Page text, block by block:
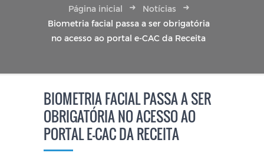
Página inicial
Notícias
Biometria facial passa a ser obrigatória
no acesso ao portal e-CAC da Receita
BIOMETRIA FACIAL PASSA A SER
OBRIGATÓRIA NO ACESSO AO
PORTAL E-CAC DA RECEITA